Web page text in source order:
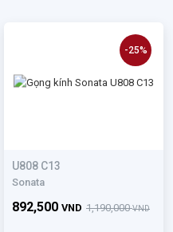
U808 C13
Sonata
1,190,000VND
892,500 VND
-25%